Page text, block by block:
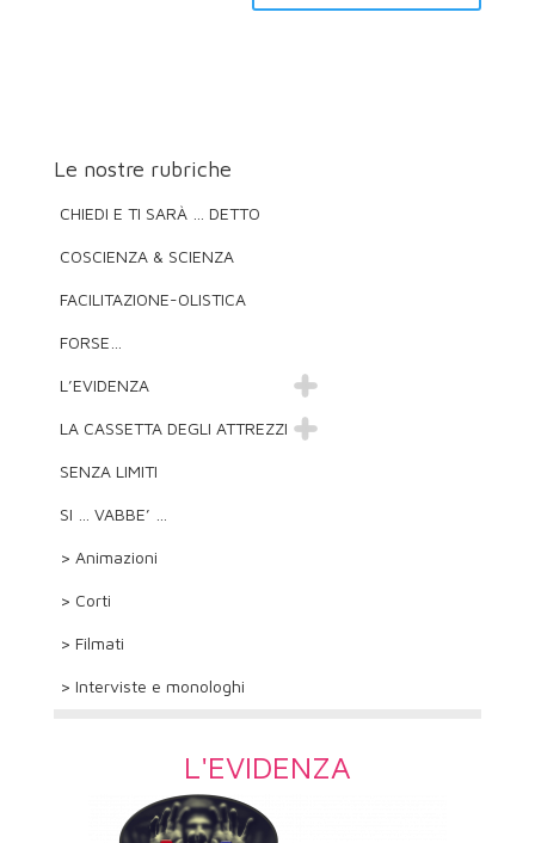
Le nostre rubriche
CHIEDI E TI SARÀ … DETTO
COSCIENZA & SCIENZA
FACILITAZIONE-OLISTICA
FORSE…
L’EVIDENZA
LA CASSETTA DEGLI ATTREZZI
SENZA LIMITI
SI … VABBE’ …
> Animazioni
> Corti
> Filmati
> Interviste e monologhi
L'EVIDENZA